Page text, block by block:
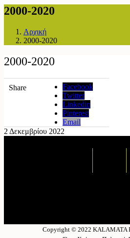
2000-2020
Αρχική
2000-2020
2000-2020
Share
Facebook
Twitter
Linkedin
Pinterest
Email
2 Δεκεμβρίου 2022
Copyright © 2022 KALAMATA